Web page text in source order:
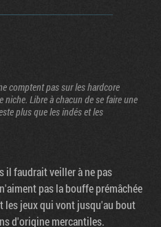
comptent pas sur les hardcore
niche. Libre à chacun de se faire une
plus que les indés et les
il faudrait veiller à ne pas
pas la bouffe prémâchée
les jeux qui vont jusqu'au bout
d'origine mercantiles.